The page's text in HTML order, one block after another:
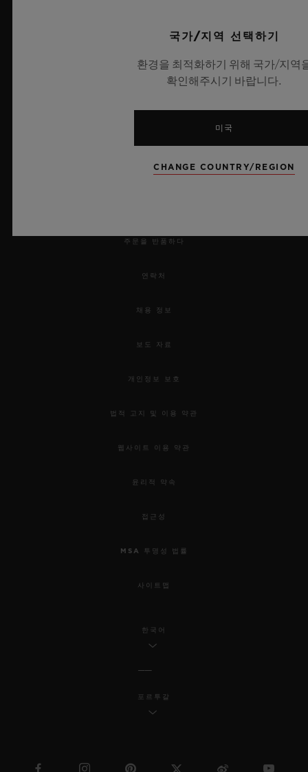
예약하기
주문을 반품하다
연락처
채용 정보
보도 자료
개인정보 보호
법적 고지 및 이용 약관
웹사이트 이용 약관
윤리적 약속
접근성
MSA 투명성 법률
사이트맵
한국어
포르투갈
국가/지역 선택하기
환경을 최적화하기 위해 국가/지역
확인해주시기 바랍니다.
미국
CHANGE COUNTRY/REGION